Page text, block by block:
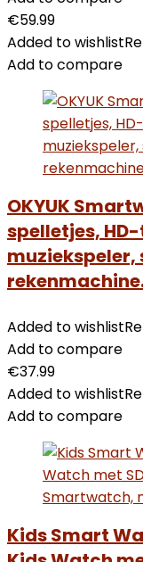
€59.99
Added to wishlist
Add to compare
OKYUK
spelletjes,
Added to wishlist
Add to compare
€37.99
Added to wishlist
Add to compare
Kids Smart